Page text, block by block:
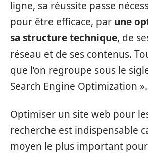
ligne, sa réussite passe
pour être efficace, par une
sa structure technique, de
réseau et de ses contenus.
que l’on regroupe sous le
Search Engine Optimization ».
Optimiser un site web pour
recherche est indispensable
moyen le plus important